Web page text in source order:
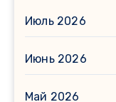
Июль 2026
Июнь 2026
Май 2026